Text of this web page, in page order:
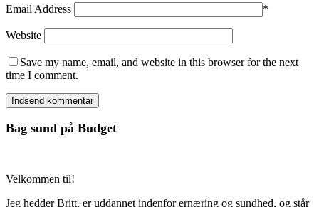
Email Address *
Website
Save my name, email, and website in this browser for the next
time I comment.
Bag sund på Budget
Velkommen til!
Jeg hedder Britt, er uddannet indenfor ernæring og sundhed, og står